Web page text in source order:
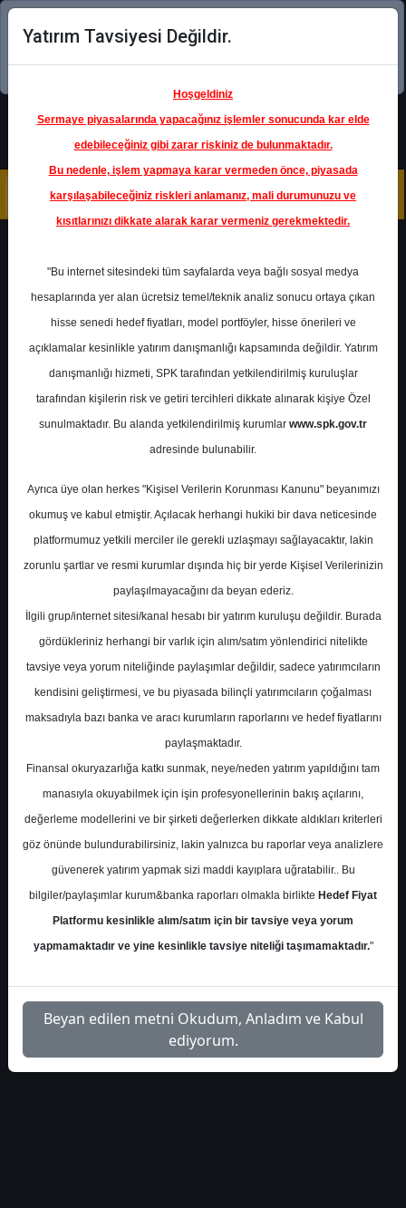
Şimdi uygulamayı indirin!
Ana Sayfa Raporlar
Halk Yatırım
Rapor Detay
BIMAS - Hedef Fiyat
Halk Yatırım 12 Mart 2025
Halk Yatırım, BIMAS-BİM için hedef fiyatını
774.8 TL, tavsiyesini "al" olarak korudu
S.No Dosya Adı İndir
1
halk-yatirim-bimas-hedef-
fiyat-4405934
İlgili
Dosyayı İndir
1
Yatırım Tavsiyesi Değildir.
Hoşgeldiniz
Sermaye piyasalarında yapacağınız işlemler sonucunda kar elde
edebileceğiniz gibi zarar riskiniz de bulunmaktadır.
Bu nedenle, işlem yapmaya karar vermeden önce, piyasada
karşılaşabileceğiniz riskleri anlamanız, mali durumunuzu ve
kısıtlarınızı dikkate alarak karar vermeniz gerekmektedir.
"Bu internet sitesindeki tüm sayfalarda veya bağlı sosyal medya
hesaplarında yer alan ücretsiz temel/teknik analiz sonucu ortaya çıkan
hisse senedi hedef fiyatları, model portföyler, hisse önerileri ve
açıklamalar kesinlikle yatırım danışmanlığı kapsamında değildir. Yatırım
danışmanlığı hizmeti, SPK tarafından yetkilendirilmiş kuruluşlar
tarafından kişilerin risk ve getiri tercihleri dikkate alınarak kişiye Özel
sunulmaktadır. Bu alanda yetkilendirilmiş kurumlar www.spk.gov.tr
adresinde bulunabilir.
Ayrıca üye olan herkes "Kişisel Verilerin Korunması Kanunu" beyanımızı
okumuş ve kabul etmiştir. Açılacak herhangi hukiki bir dava neticesinde
platformumuz yetkili merciler ile gerekli uzlaşmayı sağlayacaktır, lakin
zorunlu şartlar ve resmi kurumlar dışında hiç bir yerde Kişisel Verilerinizin
paylaşılmayacağını da beyan ederiz.
İlgili grup/internet sitesi/kanal hesabı bir yatırım kuruluşu değildir. Burada
gördükleriniz herhangi bir varlık için alım/satım yönlendirici nitelikte
tavsiye veya yorum niteliğinde paylaşımlar değildir, sadece yatırımcıların
kendisini geliştirmesi, ve bu piyasada bilinçli yatırımcıların çoğalması
maksadıyla bazı banka ve aracı kurumların raporlarını ve hedef fiyatlarını
paylaşmaktadır.
Finansal okuryazarlığa katkı sunmak, neye/neden yatırım yapıldığını tam
manasıyla okuyabilmek için işin profesyonellerinin bakış açılarını,
değerleme modellerini ve bir şirketi değerlerken dikkate aldıkları kriterleri
göz önünde bulundurabilirsiniz, lakin yalnızca bu raporlar veya analizlere
güvenerek yatırım yapmak sizi maddi kayıplara uğratabilir.. Bu
bilgiler/paylaşımlar kurum&banka raporları olmakla birlikte Hedef Fiyat
Platformu kesinlikle alım/satım için bir tavsiye veya yorum
yapmamaktadır ve yine kesinlikle tavsiye niteliği taşımamaktadır."
Beyan edilen metni Okudum, Anladım ve Kabul
ediyorum.